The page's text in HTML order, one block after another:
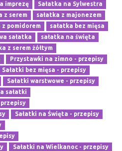
imprezę
Sałatka na Sylwestra
z serem
sałatka z majonezem
z pomidorem
sałatka bez mięsa
sałatka
sałatka na święta
z serem żółtym
Przystawki na zimno - przepisy
Sałatki bez mięsa - przepisy
Sałatki warstwowe - przepisy
sałatki
Sałatki na Święta - przepisy
Sałatki na Wielkanoc - przepisy